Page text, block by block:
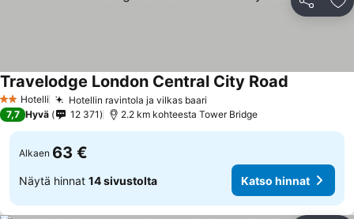
Jaa
2 Tähtiluokitus
Hotelli Hotellin ravintola ja vilkas baari
Travelodge London Central City Road
7,7 Hyvä 12 371 2.2 km kohteesta Tower Bridge
Alkaen 63 €
Näytä hinnat 14 sivustolta Katso hinnat